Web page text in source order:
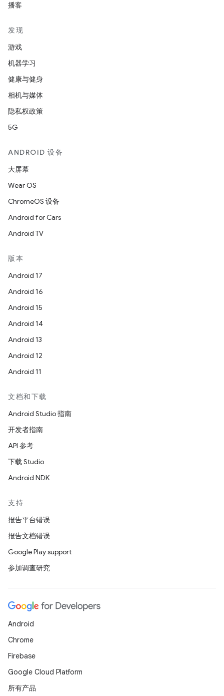
播客
发现
游戏
机器学习
健康与健身
相机与媒体
隐私权政策
5G
ANDROID 设备
大屏幕
Wear OS
ChromeOS 设备
Android for Cars
Android TV
版本
Android 17
Android 16
Android 15
Android 14
Android 13
Android 12
Android 11
文档和下载
Android Studio 指南
开发者指南
API 参考
下载 Studio
Android NDK
支持
报告平台错误
报告文档错误
Google Play support
参加调查研究
Android
Chrome
Firebase
Google Cloud Platform
所有产品